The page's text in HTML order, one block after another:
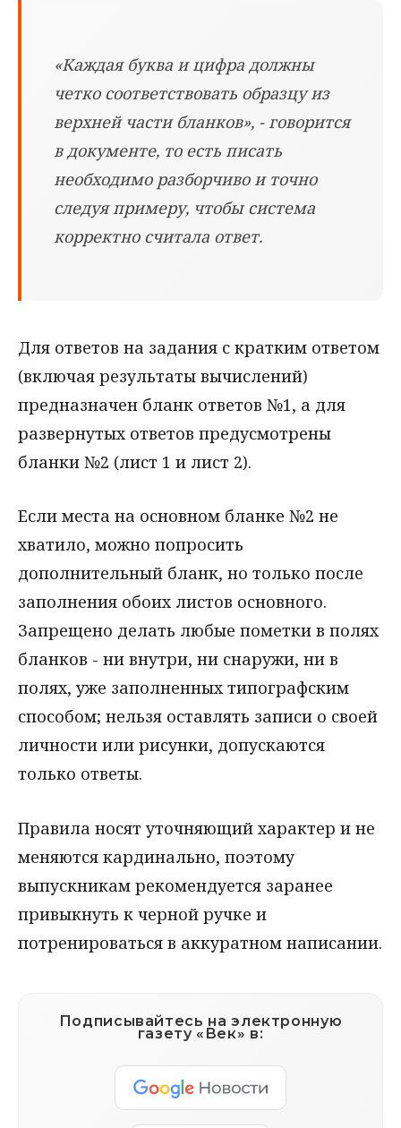
«Каждая буква и цифра должны
четко соответствовать образцу из
верхней части бланков», - говорится
в документе, то есть писать
необходимо разборчиво и точно
следуя примеру, чтобы система
корректно считала ответ.
Для ответов на задания с кратким ответом
(включая результаты вычислений)
предназначен бланк ответов №1, а для
развернутых ответов предусмотрены
бланки №2 (лист 1 и лист 2).
Если места на основном бланке №2 не
хватило, можно попросить
дополнительный бланк, но только после
заполнения обоих листов основного.
Запрещено делать любые пометки в полях
бланков - ни внутри, ни снаружи, ни в
полях, уже заполненных типографским
способом; нельзя оставлять записи о своей
личности или рисунки, допускаются
только ответы.
Правила носят уточняющий характер и не
меняются кардинально, поэтому
выпускникам рекомендуется заранее
привыкнуть к черной ручке и
потренироваться в аккуратном написании.
Подписывайтесь на электронную
газету «Век» в: